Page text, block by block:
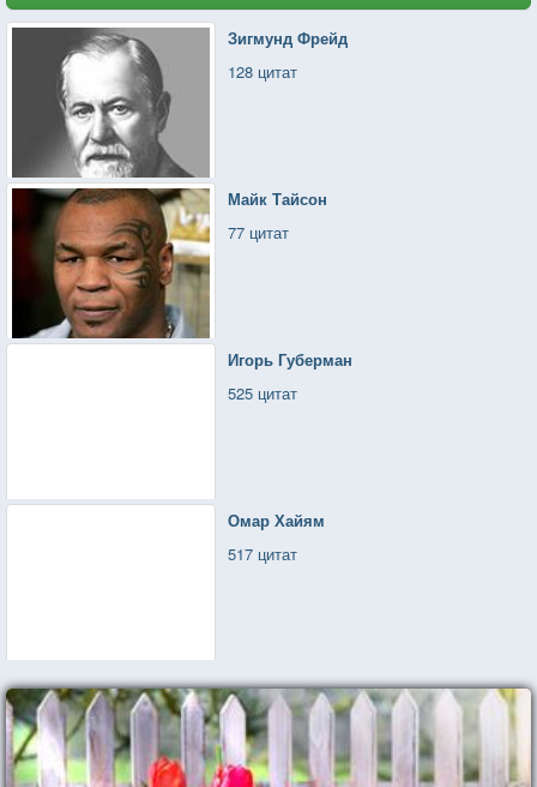
Зигмунд Фрейд
128 цитат
Майк Тайсон
77 цитат
Игорь Губерман
525 цитат
Омар Хайям
517 цитат